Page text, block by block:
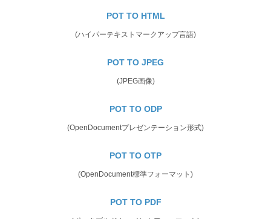
POT TO HTML
(ハイパーテキストマークアップ言語)
POT TO JPEG
(JPEG画像)
POT TO ODP
(OpenDocumentプレゼンテーション形式)
POT TO OTP
(OpenDocument標準フォーマット)
POT TO PDF